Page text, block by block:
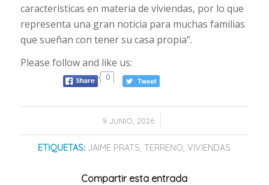
características en materia de viviendas, por lo que
representa una gran noticia para muchas familias
que sueñan con tener su casa propia”.
Please follow and like us:
0
9 JUNIO, 2026
/
ETIQUETAS: JAIME PRATS ,TERRENO ,VIVIENDAS
Compartir esta entrada